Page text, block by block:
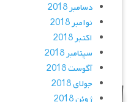
دسامبر 2018
نوامبر 2018
اکتبر 2018
سپتامبر 2018
آگوست 2018
جولای 2018